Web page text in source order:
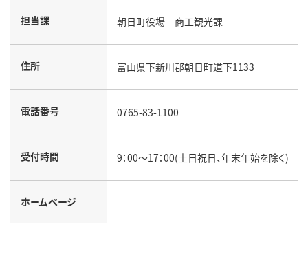
担当課 朝日町役場 商工観光課
住所 富山県下新川郡朝日町道下1133
電話番号 0765-83-1100
受付時間 9：00～17：00(土日祝日、年末年始を除く)
ホームページ